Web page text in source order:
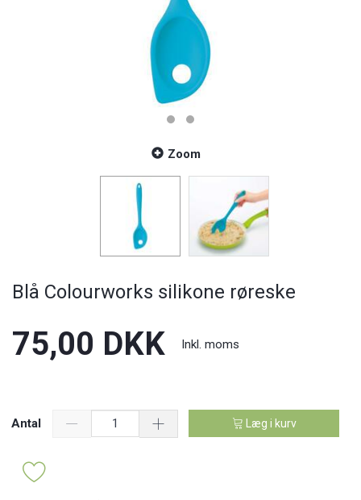
Zoom
Blå Colourworks silikone røreske
75,00 DKK Inkl. moms
Antal Læg i kurv